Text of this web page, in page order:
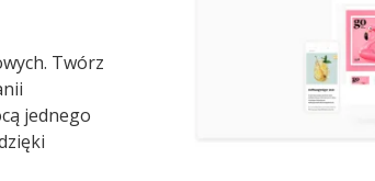
Twórz
jednego